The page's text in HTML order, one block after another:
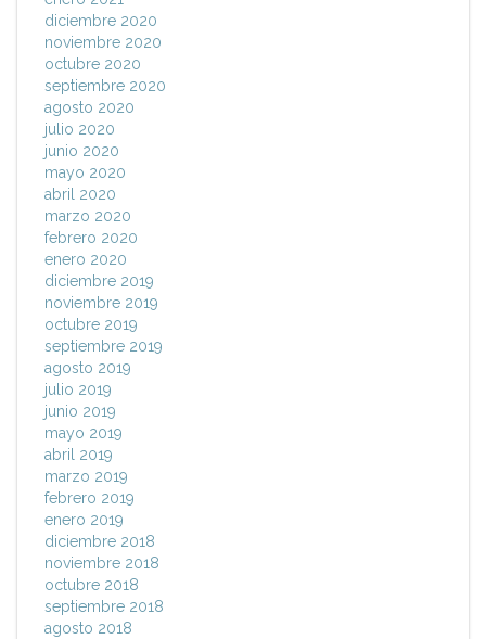
diciembre 2020
noviembre 2020
octubre 2020
septiembre 2020
agosto 2020
julio 2020
junio 2020
mayo 2020
abril 2020
marzo 2020
febrero 2020
enero 2020
diciembre 2019
noviembre 2019
octubre 2019
septiembre 2019
agosto 2019
julio 2019
junio 2019
mayo 2019
abril 2019
marzo 2019
febrero 2019
enero 2019
diciembre 2018
noviembre 2018
octubre 2018
septiembre 2018
agosto 2018